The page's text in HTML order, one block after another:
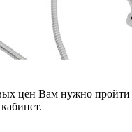
цен Вам нужно пройти